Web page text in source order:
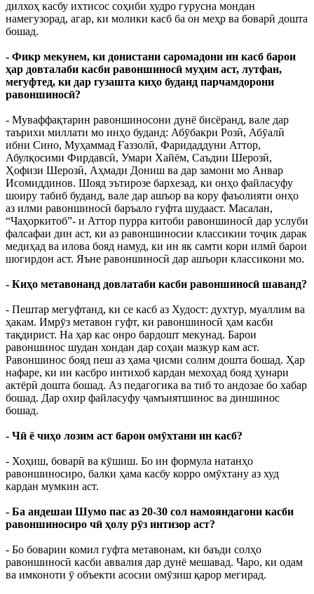
дилхоҳ касбу ихтисос соҳиби худро гурусна мондан
намегузорад, агар, ки молики касб ба он меҳр ва боварӣ дошта
бошад.
- Фикр мекунем, ки донистани саромадони ин касб барои
ҳар довталаби касби равоншиносӣ муҳим аст, лутфан,
мегуфтед, ки дар гузашта киҳо буданд парчамдорони
равоншиносӣ?
- Муваффақтарин равоншиносони дунё бисёранд, вале дар
таърихи миллати мо инҳо буданд: Абӯбакри Розӣ, Абӯалӣ
ибни Сино, Муҳаммад Ғаззолӣ, Фаридаддуни Аттор,
Абулқосими Фирдавсӣ, Умари Хайём, Саъдии Шерозӣ,
Ҳофизи Шерозӣ, Аҳмади Дониш ва дар замони мо Анвар
Исомиддинов. Шояд эътирозе бархезад, ки онҳо файласуфу
шоиру табиб буданд, вале дар ашъор ва кору фаъолияти онҳо
аз илми равоншиносӣ баръало гуфта шудааст. Масалан,
“Чаҳоркитоб”- и Аттор пурра китоби равоншиносӣ дар услуби
фалсафаи дин аст, ки аз равоншиносии классикии тоҷик дарак
медиҳад ва илова бояд намуд, ки ин як самти кори илмӣ барои
шогирдон аст. Яъне равоншиносӣ дар ашъори классикони мо.
- Киҳо метавонанд довлатаби касби равоншиносӣ шаванд?
- Пештар мегуфтанд, ки се касб аз Худост: духтур, муаллим ва
ҳакам. Имрӯз метавон гуфт, ки равоншиносӣ ҳам касби
тақдирист. На ҳар кас онро бардошт мекунад. Барои
равоншинос шудан хондан дар соҳаи мазкур кам аст.
Равоншинос бояд пеш аз ҳама ҷисми солим дошта бошад. Ҳар
нафаре, ки ин касбро интихоб кардан мехоҳад бояд ҳунари
актёрӣ дошта бошад. Аз педагогика ва тиб то андозае бо хабар
бошад. Дар охир файласуфу ҷамъиятшинос ва диншинос
бошад.
- Чӣ ё чиҳо лозим аст барои омӯхтани ин касб?
- Хоҳиш, боварӣ ва кӯшиш. Бо ин формула натанҳо
равоншиносиро, балки ҳама касбу корро омӯхтану аз худ
кардан мумкин аст.
- Ба андешаи Шумо пас аз 20-30 сол намояндагони касби
равоншиносиро чӣ ҳолу рӯз интизор аст?
- Бо боварии комил гуфта метавонам, ки баъди солҳо
равоншиносӣ касби аввалия дар дунё мешавад. Чаро, ки одам
ва имконоти ӯ объекти асосии омӯзиш қарор мегирад.